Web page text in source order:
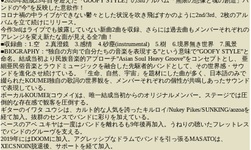
ンドの”今”を反映した意欲作！
コロナ禍の中ライブができない鬱々とした状況を吹き飛ばすかのように2nd/3rd、2枚のアル
バムを立て続けにリリース。
今作3rdはライブでも披露していない新曲2曲を収録、さらには過去曲もメンバーそれぞれの
アレンジを変え新たな面が見える全7曲！
■収録曲：1.空 2.真澄鏡 3.感情 4.砂塵(instrumental) 5.樹 6.境界無き世界 7.風景
■BIOGRAPHY：“独自の方向で自分たちの音楽を表現する”という意味で”GOOFY STYLE”と
命名。結成当初より民族音楽的アプローチ”Asian Soul Heavy Groove”をコンセプトとし、 亜
細亜民俗音楽とラウドミュージックを融合した先駆者的バンドとして、その世界感・サウ
ンドを進化させ続けている。 「生命、自然、宇宙」を題材にした曲が多く、日本語のみで
綴られたKOUMEI独自の歌詞の世界観を、メンバーそれぞれの個性が共鳴しあったサウンド
で表現している。
ボーカルKOUMEI(コウメイ)は、唯一結成当初からのオリジナルメンバー。ステージでは圧
倒的な存在感で観客を圧倒する。
ギターのイワタ ユウシは、カルト的な人気を誇ったキルロイ/Nukey Pikes/SUNKING/aozoaを
経て加入。抜群のセンスでバンドに彩りを加えている。
ベースのアベ ユキヤは一度はバンドを離れるも9年後再加入。うねりの聴いたフレットレス
でバンドのグルーヴを支える。
2019年にはDOOMに加入。アグレッシブなドラムでバンドを引っ張るMASATOは、
XECSNOIN脱退後、サポートを経て加入。